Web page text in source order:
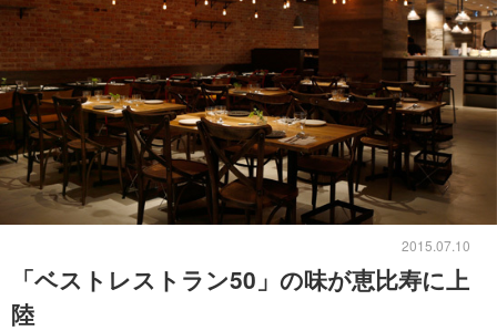
2015.07.10
「ベストレストラン50」の味が恵比寿に上
陸